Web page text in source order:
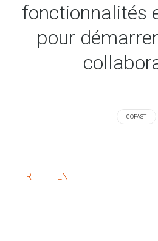
fonctionnalités
pour
GOFAST
FR EN